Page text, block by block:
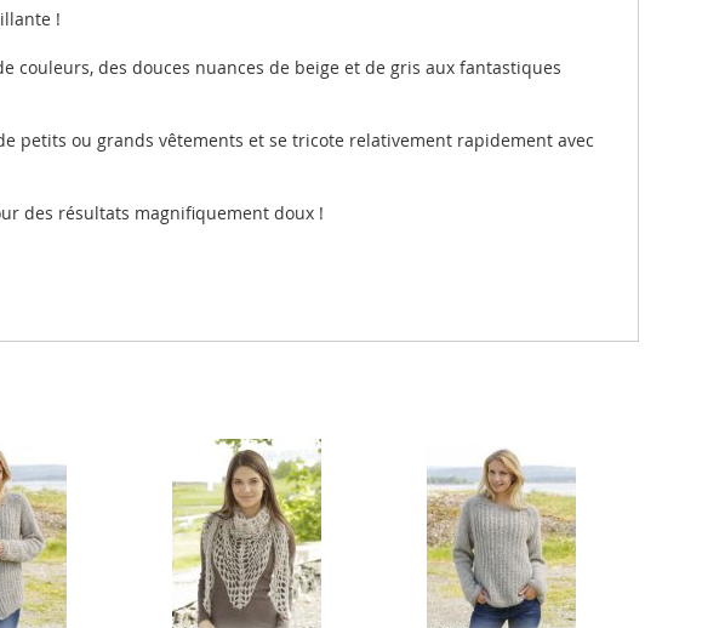
!
couleurs, des douces nuances de beige et de gris aux fantastiques
petits ou grands vêtements et se tricote relativement rapidement avec
des résultats magnifiquement doux !